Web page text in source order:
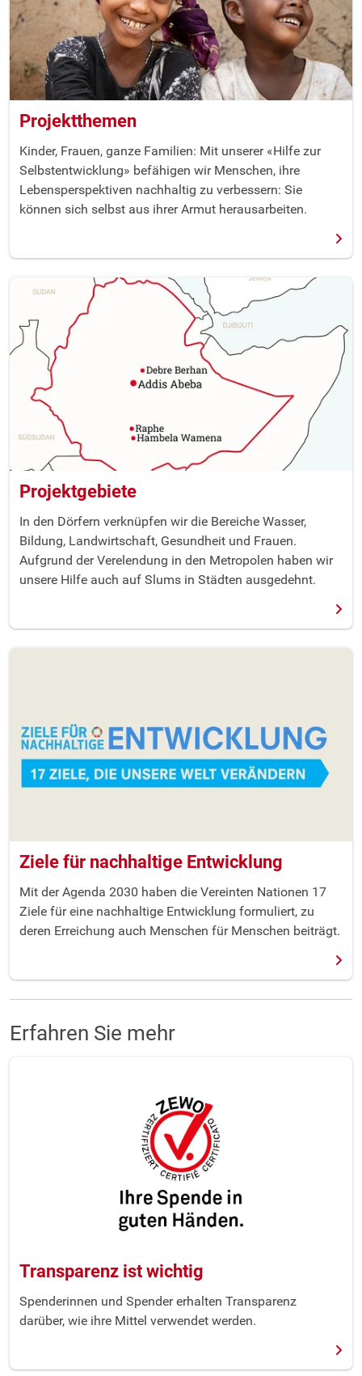
Projektthemen
Kinder, Frauen, ganze Familien: Mit unserer «Hilfe zur
Selbstentwicklung» befähigen wir Menschen, ihre
Lebensperspektiven nachhaltig zu verbessern: Sie
können sich selbst aus ihrer Armut herausarbeiten.
Projektgebiete
In den Dörfern verknüpfen wir die Bereiche Wasser,
Bildung, Landwirtschaft, Gesundheit und Frauen.
Aufgrund der Verelendung in den Metropolen haben wir
unsere Hilfe auch auf Slums in Städten ausgedehnt.
Ziele für nachhaltige Entwicklung
Mit der Agenda 2030 haben die Vereinten Nationen 17
Ziele für eine nachhaltige Entwicklung formuliert, zu
deren Erreichung auch Menschen für Menschen beiträgt.
Erfahren Sie mehr
Transparenz ist wichtig
Spenderinnen und Spender erhalten Transparenz
darüber, wie ihre Mittel verwendet werden.